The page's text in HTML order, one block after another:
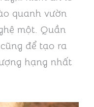
quanh vườn
một. Quần
để tạo ra
hạng nhất